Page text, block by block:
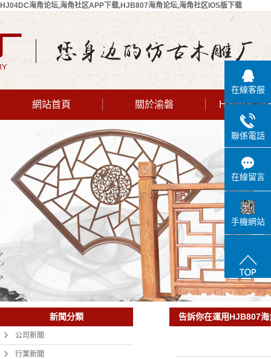
HJ04DC海角论坛,海角社区APP下载,HJB807海角论坛,海角社区IOS版下载
網站首頁 關於渝磐
公司簡介
聯係HJ04DC
海角论坛
HJ04DC海
新聞分類
公司新聞
行業新聞
告訴你在運用HJB807
在線客服
聯係電話
在線留言
手機網站